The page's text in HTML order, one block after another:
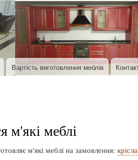
Перейти до основного
Вартість виготовлення меблів
м'які меблі
м'які меблі на замовлення: